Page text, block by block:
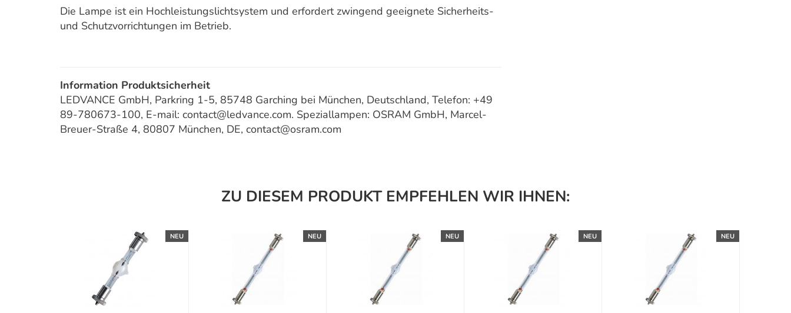
Die Lampe ist ein Hochleistungslichtsystem und erfordert zwingend geeignete Sicherheits-
und Schutzvorrichtungen im Betrieb.
Information Produktsicherheit
LEDVANCE GmbH, Parkring 1-5, 85748 Garching bei München, Deutschland, Telefon: +49
89-780673-100, E-mail: contact@ledvance.com. Speziallampen: OSRAM GmbH, Marcel-
Breuer-Straße 4, 80807 München, DE, contact@osram.com
ZU DIESEM PRODUKT EMPFEHLEN WIR IHNEN:
NEU NEU NEU NEU NEU